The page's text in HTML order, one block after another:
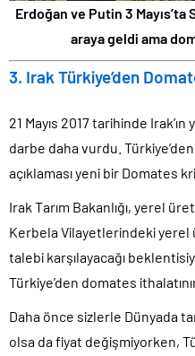
Erdoğan ve Putin 3
araya geldi ama
3. Irak Türkiye’den
21 Mayıs 2017 tarihinde
darbe daha vurdu.
açıklaması yeni bir Domates
Irak Tarım Bakanlığı, yerel
Kerbela Vilayetlerindeki yerel
talebi karşılayacağı
Türkiye’den domates
Daha önce sizlerle Dünyada
olsa da fiyat değişmiyorken,